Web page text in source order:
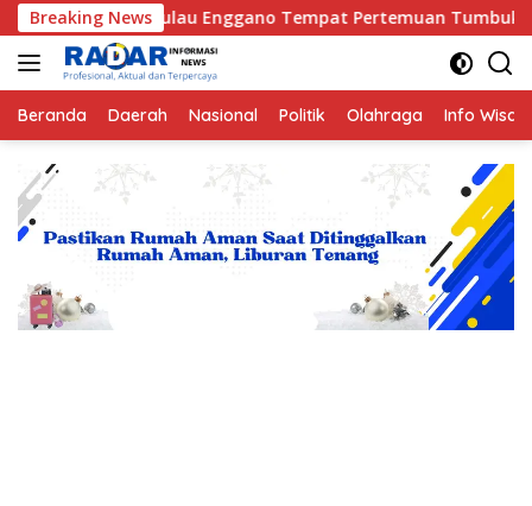
Langsung
ke
konten
Breaking News
Pulau Enggano Tempat Pertemuan Tumbukan antara
Beranda Daerah Nasional Politik Olahraga Info